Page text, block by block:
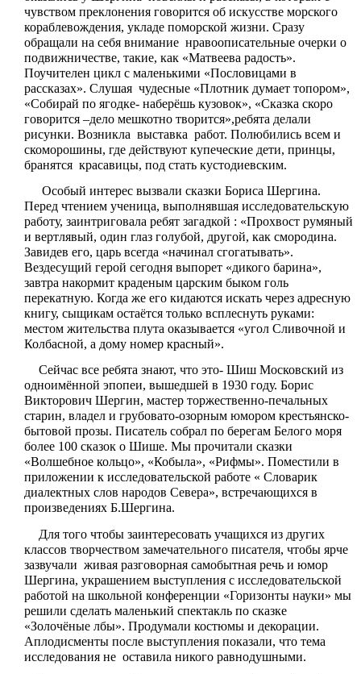
чувством преклонения говорится об искусстве морского
кораблевождения, укладе поморской жизни. Сразу
обращали на себя внимание нравоописательные очерки о
подвижничестве, такие, как «Матвеева радость».
Поучителен цикл с маленькими «Пословицами в
рассказах». Слушая чудесные «Плотник думает топором»,
«Собирай по ягодке- наберёшь кузовок», «Сказка скоро
говорится –дело мешкотно творится»,ребята делали
рисунки. Возникла выставка работ. Полюбились всем и
скоморошины, где действуют купеческие дети, принцы,
бранятся красавицы, под стать кустодиевским.
Особый интерес вызвали сказки Бориса Шергина.
Перед чтением ученица, выполнявшая исследовательскую
работу, заинтриговала ребят загадкой : «Прохвост румяный
и вертлявый, один глаз голубой, другой, как смородина.
Завидев его, царь всегда «начинал сгогатывать».
Вездесущий герой сегодня выпорет «дикого барина»,
завтра накормит краденым царским быком голь
перекатную. Когда же его кидаются искать через адресную
книгу, сыщикам остаётся только всплеснуть руками:
местом жительства плута оказывается «угол Сливочной и
Колбасной, а дому номер красный».
Сейчас все ребята знают, что это- Шиш Московский из
одноимённой эпопеи, вышедшей в 1930 году. Борис
Викторович Шергин, мастер торжественно-печальных
старин, владел и грубовато-озорным юмором крестьянско-
бытовой прозы. Писатель собрал по берегам Белого моря
более 100 сказок о Шише. Мы прочитали сказки
«Волшебное кольцо», «Кобыла», «Рифмы». Поместили в
приложении к исследовательской работе « Словарик
диалектных слов народов Севера», встречающихся в
произведениях Б.Шергина.
Для того чтобы заинтересовать учащихся из других
классов творчеством замечательного писателя, чтобы ярче
зазвучали живая разговорная самобытная речь и юмор
Шергина, украшением выступления с исследовательской
работой на школьной конференции «Горизонты науки» мы
решили сделать маленький спектакль по сказке
«Золочёные лбы». Продумали костюмы и декорации.
Аплодисменты после выступления показали, что тема
исследования не оставила никого равнодушными.